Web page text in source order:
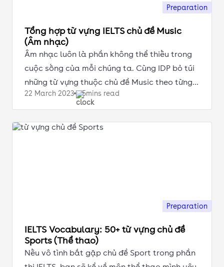
Preparation
Tổng hợp từ vựng IELTS chủ đề Music
(Âm nhạc)
Âm nhạc luôn là phần không thể thiếu trong
cuộc sống của mỗi chúng ta. Cùng IDP bỏ túi
những từ vựng thuộc chủ đề Music theo từng
khía cạnh nhỏ
22 March 2023 5mins read
Preparation
IELTS Vocabulary: 50+ từ vựng chủ đề
Sports (Thể thao)
Nếu vô tình bắt gặp chủ đề Sport trong phần